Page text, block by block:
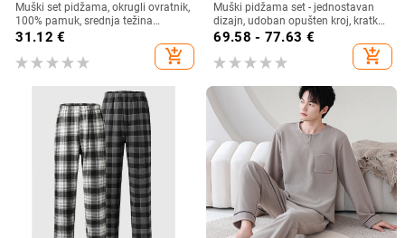
Muški set pidžama, okrugli ovratnik,
100% pamuk, srednja težina
tkanine 181–200 g/m²,
31.12 €
add_shopping_cart
Muški pidžama set - jednostavan
dizajn, udoban opušten kroj, kratke
rukave, proljeće, 100% materijal
69.58 - 77.63 €
add_shopping_cart